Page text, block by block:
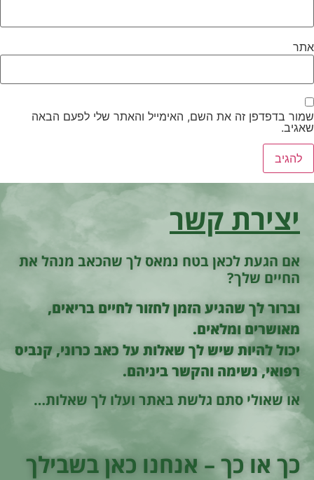
אתר
שמור בדפדפן זה את השם, האימייל והאתר שלי לפעם הבאה
שאגיב.
יצירת קשר
אם הגעת לכאן בטח נמאס לך שהכאב מנהל את
החיים שלך?
וברור לך שהגיע הזמן לחזור לחיים בריאים,
מאושרים ומלאים.
יכול להיות שיש לך שאלות על כאב כרוני, קנביס
רפואי, נשימה והקשר ביניהם.
או שאולי סתם גלשת באתר ועלו לך שאלות…
כך או כך – אנחנו כאן בשבילך